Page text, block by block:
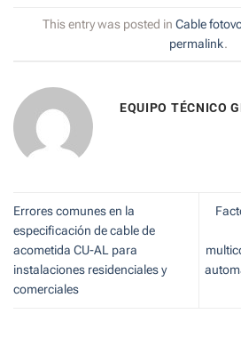
This entry was posted in Cable
permalink.
EQUIPO TÉCNICO
Errores comunes en la
especificación de cable de
acometida CU-AL para
instalaciones residenciales y
comerciales